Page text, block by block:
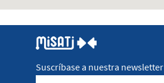
Suscríbase a nuestra newsletter